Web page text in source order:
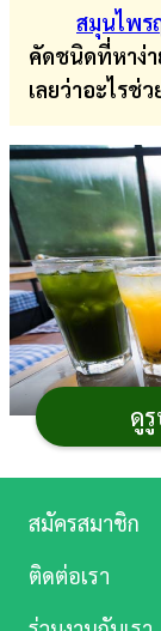
สมุนไพร
คัดชนิดที่หาง่า
เลยว่าอะไรช่
วิธีคลายร้อน
ร้อนระอุจนแทบ
ดู
บอล
สด
เงิน
ศึกษา
บันเทิง
ดู
หนัง
สมัครสมาชิก
ติดต่อเรา